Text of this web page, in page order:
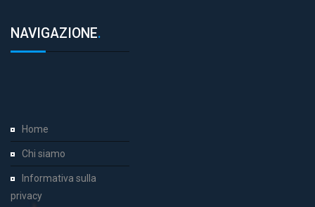
NAVIGAZIONE.
Home
Chi siamo
Informativa sulla
privacy